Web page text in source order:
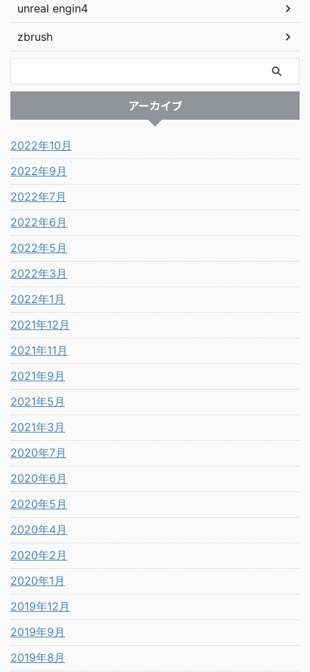
unreal engin4
zbrush
アーカイブ
2022年10月
2022年9月
2022年7月
2022年6月
2022年5月
2022年3月
2022年1月
2021年12月
2021年11月
2021年9月
2021年5月
2021年3月
2020年7月
2020年6月
2020年5月
2020年4月
2020年2月
2020年1月
2019年12月
2019年9月
2019年8月